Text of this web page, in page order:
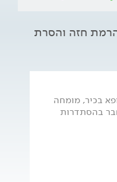
חזה והסרת
בכיר, מומחה
בהסתדרות